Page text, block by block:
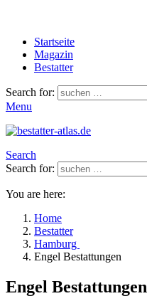
Startseite
Magazin
Bestatter
Search for:
Menu
Search
Search for:
You are here:
Home
Bestatter
Hamburg
Engel Bestattungen
Engel Bestattungen